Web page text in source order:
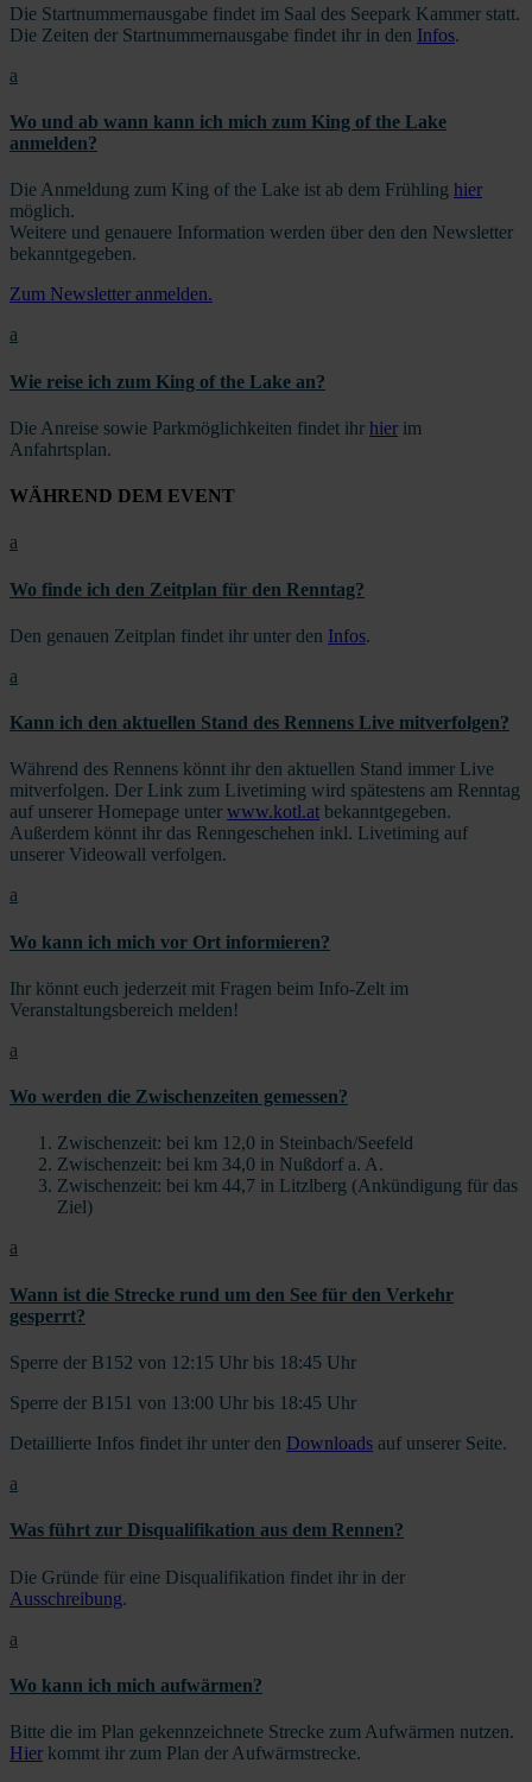
Die Startnummernausgabe findet im Saal des Seepark Kammer statt.
Die Zeiten der Startnummernausgabe findet ihr in den Infos.
a
Wo und ab wann kann ich mich zum King of the Lake
anmelden?
Die Anmeldung zum King of the Lake ist ab dem Frühling hier
möglich.
Weitere und genauere Information werden über den den Newsletter
bekanntgegeben.
Zum Newsletter anmelden.
a
Wie reise ich zum King of the Lake an?
Die Anreise sowie Parkmöglichkeiten findet ihr hier im
Anfahrtsplan.
WÄHREND DEM EVENT
a
Wo finde ich den Zeitplan für den Renntag?
Den genauen Zeitplan findet ihr unter den Infos.
a
Kann ich den aktuellen Stand des Rennens Live mitverfolgen?
Während des Rennens könnt ihr den aktuellen Stand immer Live
mitverfolgen. Der Link zum Livetiming wird spätestens am Renntag
auf unserer Homepage unter www.kotl.at bekanntgegeben.
Außerdem könnt ihr das Renngeschehen inkl. Livetiming auf
unserer Videowall verfolgen.
a
Wo kann ich mich vor Ort informieren?
Ihr könnt euch jederzeit mit Fragen beim Info-Zelt im
Veranstaltungsbereich melden!
a
Wo werden die Zwischenzeiten gemessen?
Zwischenzeit: bei km 12,0 in Steinbach/Seefeld
Zwischenzeit: bei km 34,0 in Nußdorf a. A.
Zwischenzeit: bei km 44,7 in Litzlberg (Ankündigung für das
Ziel)
a
Wann ist die Strecke rund um den See für den Verkehr
gesperrt?
Sperre der B152 von 12:15 Uhr bis 18:45 Uhr
Sperre der B151 von 13:00 Uhr bis 18:45 Uhr
Detaillierte Infos findet ihr unter den Downloads auf unserer Seite.
a
Was führt zur Disqualifikation aus dem Rennen?
Die Gründe für eine Disqualifikation findet ihr in der
Ausschreibung.
a
Wo kann ich mich aufwärmen?
Bitte die im Plan gekennzeichnete Strecke zum Aufwärmen nutzen.
Hier kommt ihr zum Plan der Aufwärmstrecke.